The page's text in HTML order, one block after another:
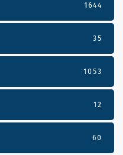
1644
35
1053
12
60